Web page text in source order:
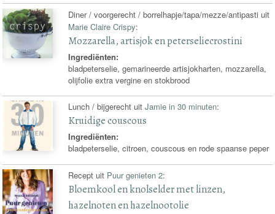
Diner / voorgerecht / borrelhapje/tapa/mezze/antipasti uit
Marie Claire Crispy:
Mozzarella, artisjok en peterseliecrostini
Ingrediënten:
bladpeterselie, gemarineerde artisjokharten, mozzarella,
olijfolie extra vergine en stokbrood
Lunch / bijgerecht uitJamie in 30 minuten:
Kruidige couscous
Ingrediënten:
bladpeterselie, citroen, couscous en rode spaanse peper
Recept uit Puur genieten 2:
Bloemkool en knolselder met linzen,
hazelnoten en hazelnootolie